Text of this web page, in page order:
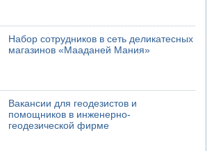
Набор сотрудников в сеть деликатесных
магазинов «Мааданей Мания»
Вакансии для геодезистов и
помощников в инженерно-
геодезической фирме